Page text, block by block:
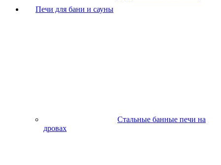
Печи для бани и сауны
Стальные банные печи на
дровах